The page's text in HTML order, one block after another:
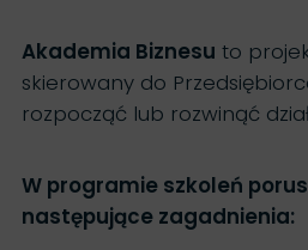
Akademia Biznesu to
skierowany do
rozpocząć lub rozwinąć
W programie szkoleń
następujące zagadnienia: